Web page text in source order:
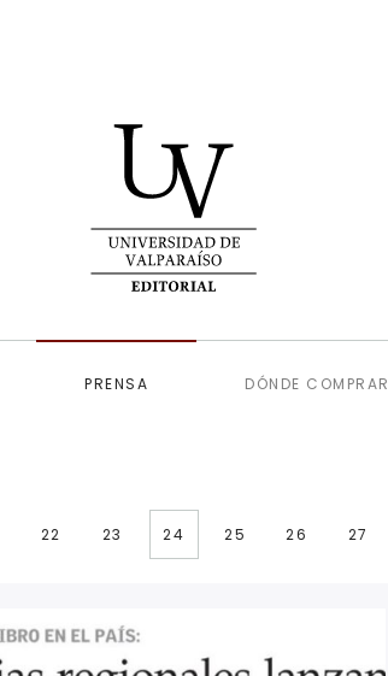
PRENSA DÓNDE COMPRAR
22 23 24 25 26 27